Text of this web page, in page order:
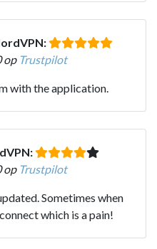
op Trustpilot
with the application.
op Trustpilot
Sometimes when
which is a pain!